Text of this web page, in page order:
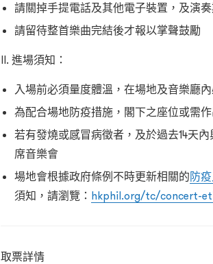
請關掉手提電話及其他電子裝置，及演
請留待整首樂曲完結後才報以掌聲鼓勵
II. 進場須知：
入場前必須量度體溫，在場地及音樂廳
為配合場地防疫措施，閣下之座位或需
若有發燒或感冒病徵者，及於過去14天
席音樂會
場地會根據政府條例不時更新相關的防
須知，請瀏覽： hkphil.org/tc/concert-
取票詳情